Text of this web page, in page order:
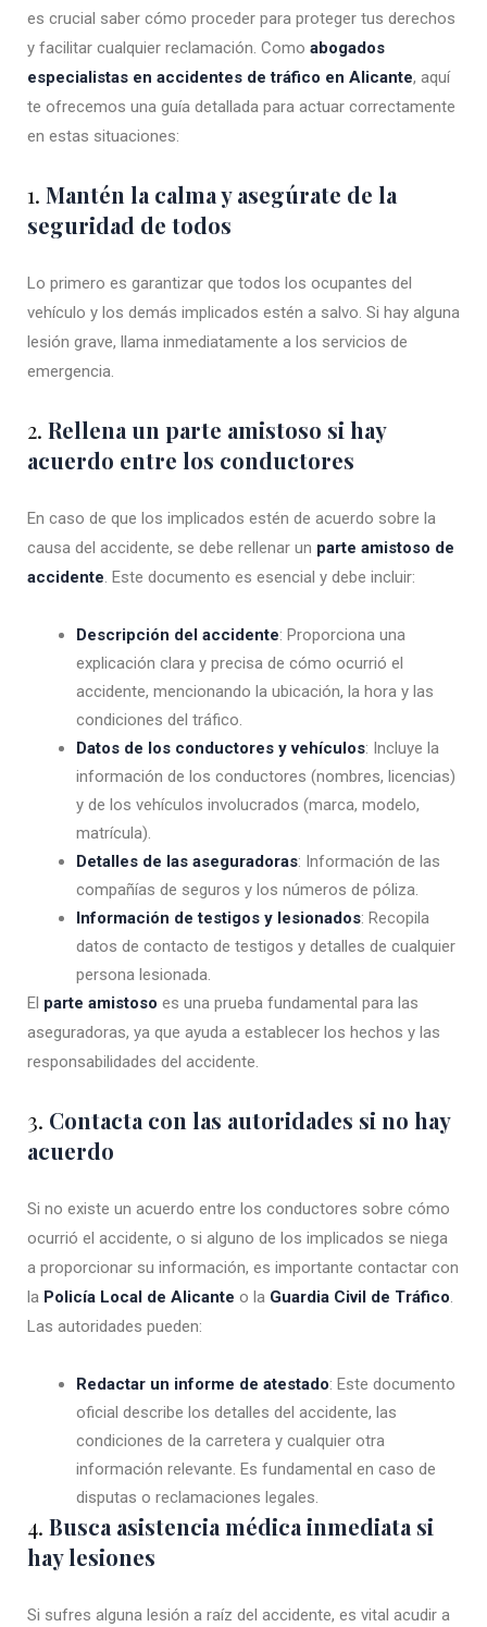
es crucial saber cómo proceder para proteger tus derechos
y facilitar cualquier reclamación. Como abogados
especialistas en accidentes de tráfico en Alicante, aquí
te ofrecemos una guía detallada para actuar correctamente
en estas situaciones:
1. Mantén la calma y asegúrate de la
seguridad de todos
Lo primero es garantizar que todos los ocupantes del
vehículo y los demás implicados estén a salvo. Si hay alguna
lesión grave, llama inmediatamente a los servicios de
emergencia.
2. Rellena un parte amistoso si hay
acuerdo entre los conductores
En caso de que los implicados estén de acuerdo sobre la
causa del accidente, se debe rellenar un parte amistoso de
accidente. Este documento es esencial y debe incluir:
Descripción del accidente: Proporciona una
explicación clara y precisa de cómo ocurrió el
accidente, mencionando la ubicación, la hora y las
condiciones del tráfico.
Datos de los conductores y vehículos: Incluye la
información de los conductores (nombres, licencias)
y de los vehículos involucrados (marca, modelo,
matrícula).
Detalles de las aseguradoras: Información de las
compañías de seguros y los números de póliza.
Información de testigos y lesionados: Recopila
datos de contacto de testigos y detalles de cualquier
persona lesionada.
El parte amistoso es una prueba fundamental para las
aseguradoras, ya que ayuda a establecer los hechos y las
responsabilidades del accidente.
3. Contacta con las autoridades si no hay
acuerdo
Si no existe un acuerdo entre los conductores sobre cómo
ocurrió el accidente, o si alguno de los implicados se niega
a proporcionar su información, es importante contactar con
la Policía Local de Alicante o la Guardia Civil de Tráfico.
Las autoridades pueden:
Redactar un informe de atestado: Este documento
oficial describe los detalles del accidente, las
condiciones de la carretera y cualquier otra
información relevante. Es fundamental en caso de
disputas o reclamaciones legales.
4. Busca asistencia médica inmediata si
hay lesiones
Si sufres alguna lesión a raíz del accidente, es vital acudir a